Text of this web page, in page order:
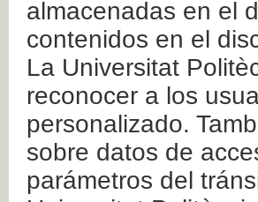
almacenadas en el
contenidos en el
La Universitat
reconocer a los
personalizado.
sobre datos de
parámetros del